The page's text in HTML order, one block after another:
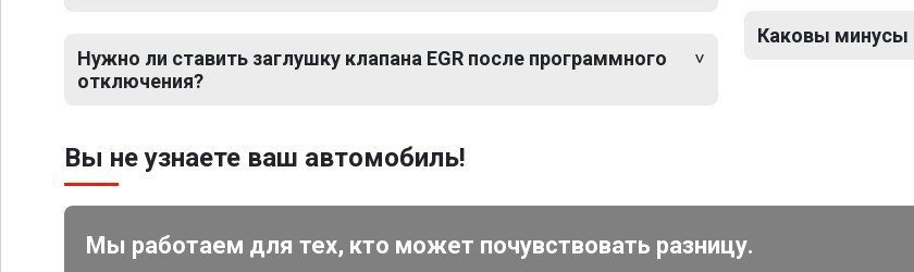
Нужно ли ставить заглушку клапана EGR после программного
отключения?
Каковы минусы
Вы не узнаете ваш автомобиль!
Мы работаем для тех, кто может почувствовать разницу.